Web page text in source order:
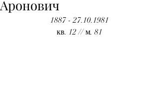
Аронович
1887 - 27.10.1981
кв. 12 // м. 81